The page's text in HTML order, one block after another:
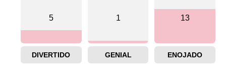
5
DIVERTIDO
1
GENIAL
13
ENOJADO